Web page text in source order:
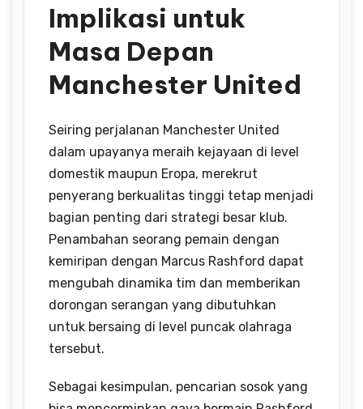
Implikasi untuk
Masa Depan
Manchester United
Seiring perjalanan Manchester United
dalam upayanya meraih kejayaan di level
domestik maupun Eropa, merekrut
penyerang berkualitas tinggi tetap menjadi
bagian penting dari strategi besar klub.
Penambahan seorang pemain dengan
kemiripan dengan Marcus Rashford dapat
mengubah dinamika tim dan memberikan
dorongan serangan yang dibutuhkan
untuk bersaing di level puncak olahraga
tersebut.
Sebagai kesimpulan, pencarian sosok yang